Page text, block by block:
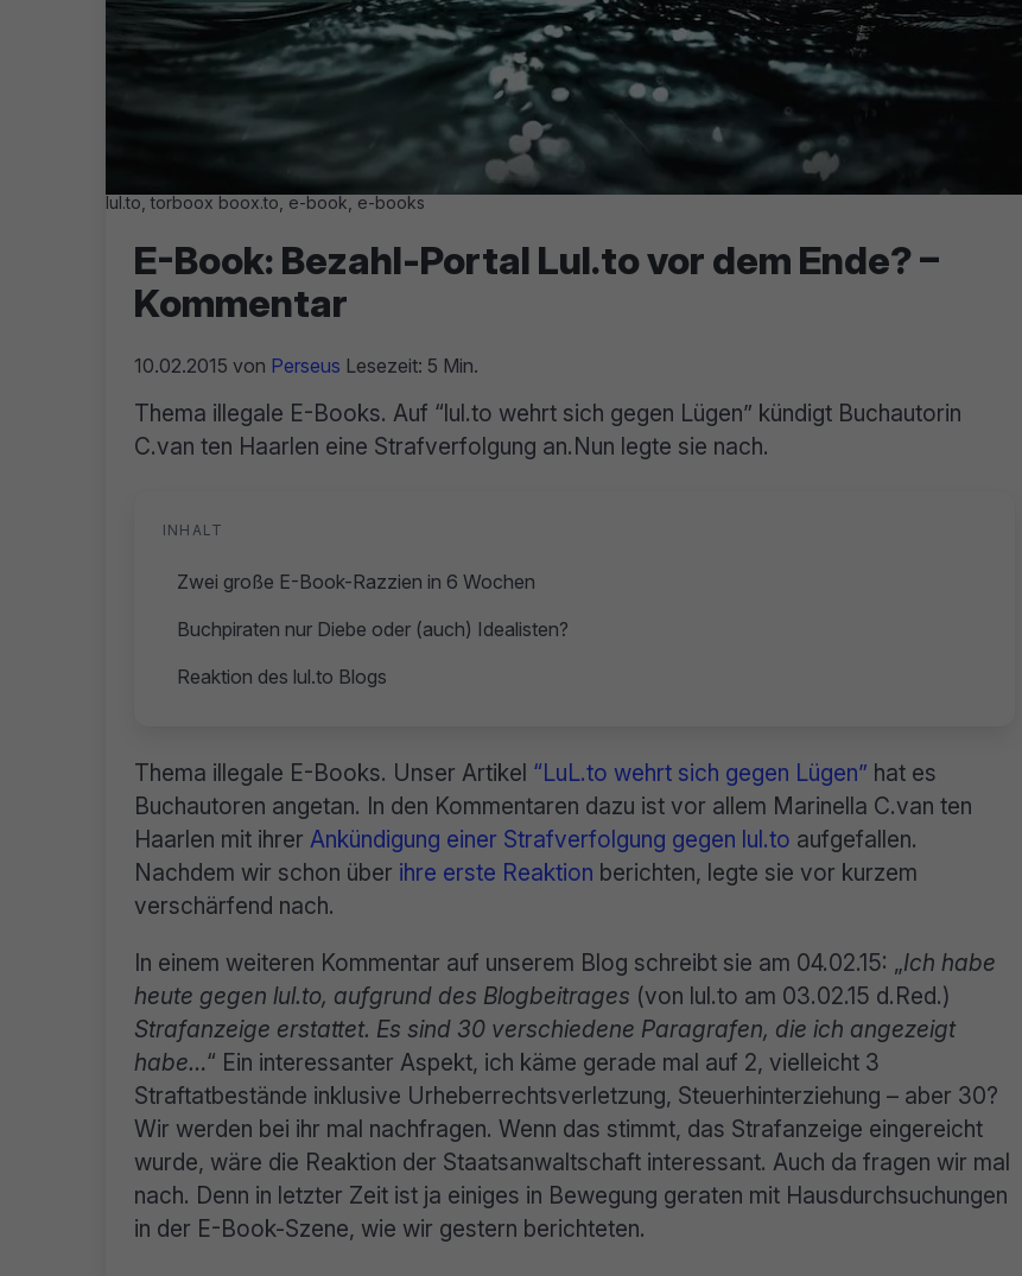
lul.to, torboox boox.to, e-book, e-books
E-Book: Bezahl-Portal Lul.to vor dem Ende? –
Kommentar
10.02.2015 von Perseus Lesezeit: 5 Min.
Thema illegale E-Books. Auf “lul.to wehrt sich gegen Lügen” kündigt Buchautorin
C.van ten Haarlen eine Strafverfolgung an.Nun legte sie nach.
INHALT
Zwei große E-Book-Razzien in 6 Wochen
Buchpiraten nur Diebe oder (auch) Idealisten?
Reaktion des lul.to Blogs
Thema illegale E-Books. Unser Artikel “LuL.to wehrt sich gegen Lügen” hat es
Buchautoren angetan. In den Kommentaren dazu ist vor allem Marinella C.van ten
Haarlen mit ihrer Ankündigung einer Strafverfolgung gegen lul.to aufgefallen.
Nachdem wir schon über ihre erste Reaktion berichten, legte sie vor kurzem
verschärfend nach.
In einem weiteren Kommentar auf unserem Blog schreibt sie am 04.02.15: „Ich habe
heute gegen lul.to, aufgrund des Blogbeitrages (von lul.to am 03.02.15 d.Red.)
Strafanzeige erstattet. Es sind 30 verschiedene Paragrafen, die ich angezeigt
habe…“ Ein interessanter Aspekt, ich käme gerade mal auf 2, vielleicht 3
Straftatbestände inklusive Urheberrechtsverletzung, Steuerhinterziehung – aber 30?
Wir werden bei ihr mal nachfragen. Wenn das stimmt, das Strafanzeige eingereicht
wurde, wäre die Reaktion der Staatsanwaltschaft interessant. Auch da fragen wir mal
nach. Denn in letzter Zeit ist ja einiges in Bewegung geraten mit Hausdurchsuchungen
in der E-Book-Szene, wie wir gestern berichteten.